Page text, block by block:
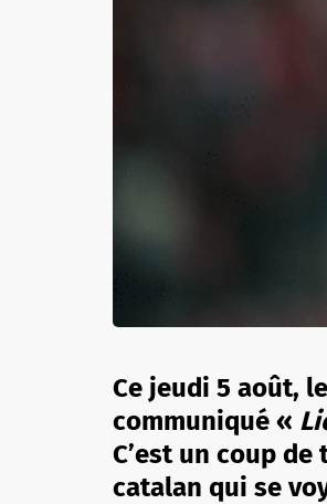
Ce jeudi 5 août,
communiqué «
C’est un coup
catalan qui se